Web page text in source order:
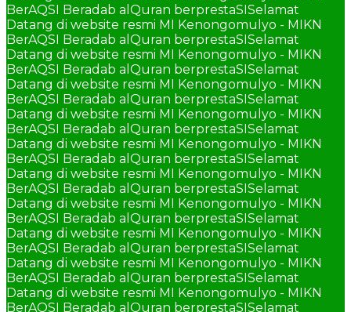
BerAQSI Beradab alQuran berprestaSISelamat
Datang di website resmi MI Kenongomulyo - MIKN
BerAQSI Beradab alQuran berprestaSISelamat
Datang di website resmi MI Kenongomulyo - MIKN
BerAQSI Beradab alQuran berprestaSISelamat
Datang di website resmi MI Kenongomulyo - MIKN
BerAQSI Beradab alQuran berprestaSISelamat
Datang di website resmi MI Kenongomulyo - MIKN
BerAQSI Beradab alQuran berprestaSISelamat
Datang di website resmi MI Kenongomulyo - MIKN
BerAQSI Beradab alQuran berprestaSISelamat
Datang di website resmi MI Kenongomulyo - MIKN
BerAQSI Beradab alQuran berprestaSISelamat
Datang di website resmi MI Kenongomulyo - MIKN
BerAQSI Beradab alQuran berprestaSISelamat
Datang di website resmi MI Kenongomulyo - MIKN
BerAQSI Beradab alQuran berprestaSISelamat
Datang di website resmi MI Kenongomulyo - MIKN
BerAQSI Beradab alQuran berprestaSISelamat
Datang di website resmi MI Kenongomulyo - MIKN
BerAQSI Beradab alQuran berprestaSISelamat